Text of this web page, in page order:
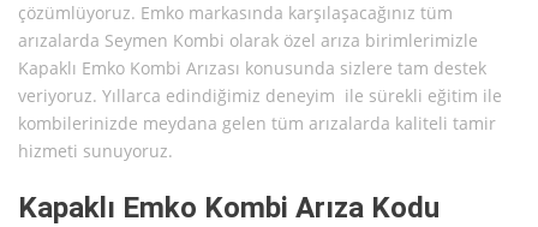
çözümlüyoruz. Emko markasında karşılaşacağınız tüm
arızalarda Seymen Kombi olarak özel arıza birimlerimizle
Kapaklı Emko Kombi Arızası konusunda sizlere tam destek
veriyoruz. Yıllarca edindiğimiz deneyim ile sürekli eğitim ile
kombilerinizde meydana gelen tüm arızalarda kaliteli tamir
hizmeti sunuyoruz.
Kapaklı Emko Kombi Arıza Kodu